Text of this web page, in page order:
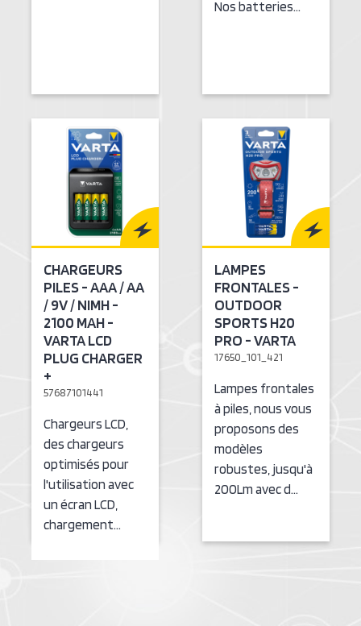
Nos batteries…
CHARGEURS
PILES - AAA / AA
/ 9V / NIMH -
2100 MAH -
VARTA LCD
PLUG CHARGER
+
57687101441
Chargeurs LCD,
des chargeurs
optimisés pour
l'utilisation avec
un écran LCD,
chargement…
LAMPES
FRONTALES -
OUTDOOR
SPORTS H20
PRO - VARTA
17650_101_421
Lampes frontales
à piles, nous vous
proposons des
modèles
robustes, jusqu'à
200Lm avec d…